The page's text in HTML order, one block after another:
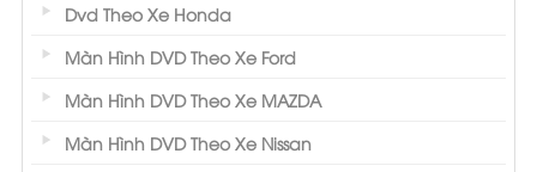
Dvd Theo Xe Honda
Màn Hình DVD Theo Xe Ford
Màn Hình DVD Theo Xe MAZDA
Màn Hình DVD Theo Xe Nissan